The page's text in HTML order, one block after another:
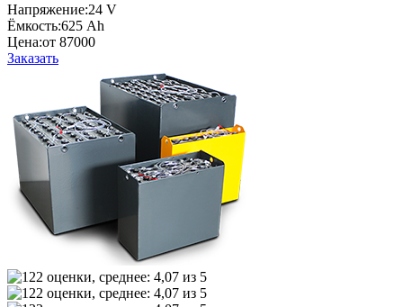
Напряжение:24 V
Ёмкость:625 Ah
Цена:от 87000
Заказать